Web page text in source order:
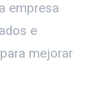
empresa
e
mejorar